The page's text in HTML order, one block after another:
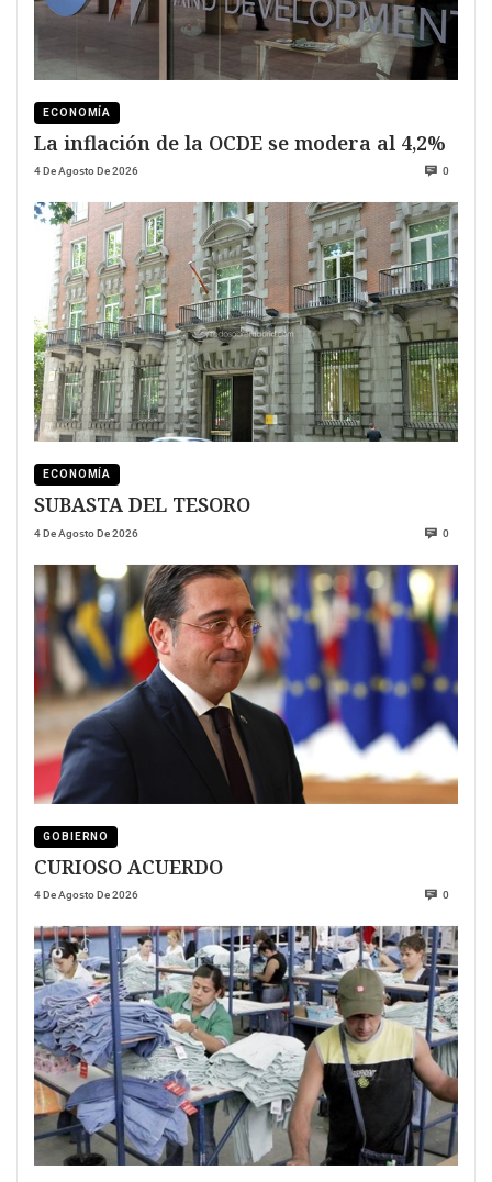
ECONOMÍA
La inflación de la OCDE se modera al 4,2%
4 De Agosto De 2026 0
ECONOMÍA
SUBASTA DEL TESORO
4 De Agosto De 2026 0
GOBIERNO
CURIOSO ACUERDO
4 De Agosto De 2026 0